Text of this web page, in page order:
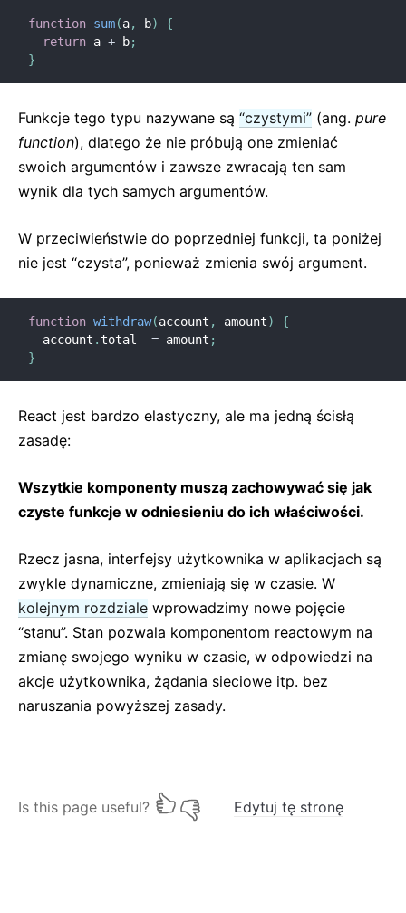
function sum(a, b)
{
return a + b;
}
Funkcje tego typu nazywane są “czystymi” (ang. pure
function), dlatego że nie próbują one zmieniać
swoich argumentów i zawsze zwracają ten sam
wynik dla tych samych argumentów.
W przeciwieństwie do poprzedniej funkcji, ta poniżej
nie jest “czysta”, ponieważ zmienia swój argument.
function withdraw(account , amount)
{
  account
. total -= amount ;
}
React jest bardzo elastyczny, ale ma jedną ścisłą
zasadę:
Wszytkie komponenty muszą zachowywać się jak
czyste funkcje w odniesieniu do ich właściwości.
Rzecz jasna, interfejsy użytkownika w aplikacjach są
zwykle dynamiczne, zmieniają się w czasie. W
kolejnym rozdziale wprowadzimy nowe pojęcie
“stanu”. Stan pozwala komponentom reactowym na
zmianę swojego wyniku w czasie, w odpowiedzi na
akcje użytkownika, żądania sieciowe itp. bez
naruszania powyższej zasady.
Is this page useful? Edytuj tę stronę